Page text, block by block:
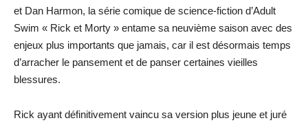
et Dan Harmon, la série comique de science-fiction d’Adult
Swim « Rick et Morty » entame sa neuvième saison avec des
enjeux plus importants que jamais, car il est désormais temps
d’arracher le pansement et de panser certaines vieilles
blessures.
Rick ayant définitivement vaincu sa version plus jeune et juré